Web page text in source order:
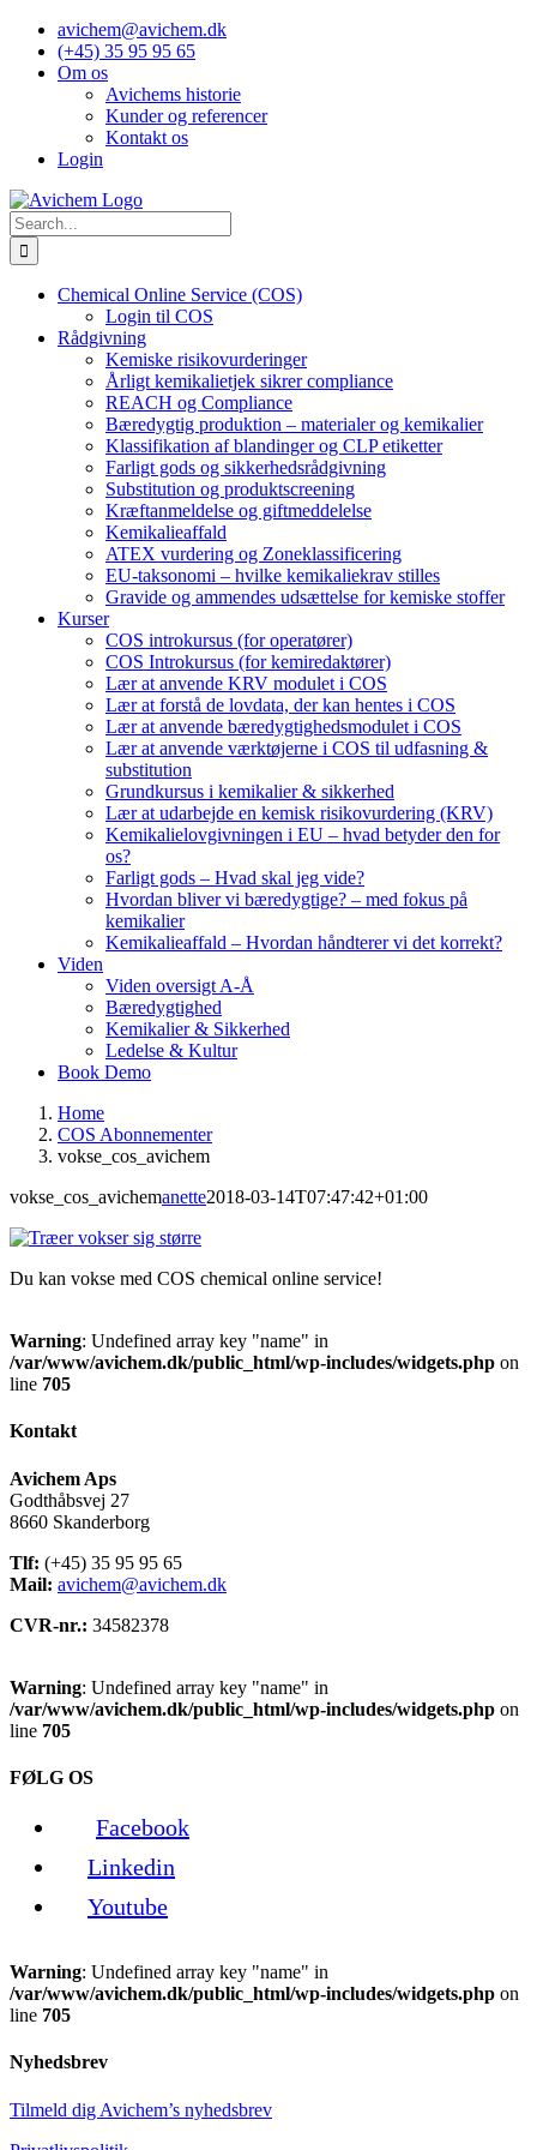
Skip
content
avichem@avichem.dk
(+45) 35 95 95 65
Om os
Avichems historie
Kunder og referencer
Kontakt os
Login
Search
for:
Chemical Online Service (COS)
Login til COS
Rådgivning
Kemiske risikovurderinger
Årligt kemikalietjek sikrer compliance
REACH og Compliance
Bæredygtig produktion – materialer og kemikalier
Klassifikation af blandinger og CLP etiketter
Farligt gods og sikkerhedsrådgivning
Substitution og produktscreening
Kræftanmeldelse og giftmeddelelse
Kemikalieaffald
ATEX vurdering og Zoneklassificering
EU-taksonomi – hvilke kemikaliekrav stilles
Gravide og ammendes udsættelse for kemiske stoffer
Kurser
COS introkursus (for operatører)
COS Introkursus (for kemiredaktører)
Lær at anvende KRV modulet i COS
Lær at forstå de lovdata, der kan hentes i COS
Lær at anvende bæredygtighedsmodulet i COS
Lær at anvende værktøjerne i COS til udfasning &
substitution
Grundkursus i kemikalier & sikkerhed
Lær at udarbejde en kemisk risikovurdering (KRV)
Kemikalielovgivningen i EU – hvad betyder den for
os?
Farligt gods – Hvad skal jeg vide?
Hvordan bliver vi bæredygtige? – med fokus på
kemikalier
Kemikalieaffald – Hvordan håndterer vi det korrekt?
Viden
Viden oversigt A-Å
Bæredygtighed
Kemikalier & Sikkerhed
Ledelse & Kultur
Book Demo
Home
COS Abonnementer
vokse_cos_avichem
vokse_cos_avichemanette2018-03-14T07:47:42+01:00
Du kan vokse med COS chemical online service!
Warning: Undefined array key "name" in
/var/www/avichem.dk/public_html/wp-includes/widgets.php on
line 705
Kontakt
Avichem Aps
Godthåbsvej 27
8660 Skanderborg
Tlf: (+45) 35 95 95 65
Mail: avichem@avichem.dk
CVR-nr.: 34582378
Warning: Undefined array key "name" in
/var/www/avichem.dk/public_html/wp-includes/widgets.php on
line 705
FØLG OS
Facebook
Linkedin
Youtube
Warning: Undefined array key "name" in
/var/www/avichem.dk/public_html/wp-includes/widgets.php on
line 705
Nyhedsbrev
Tilmeld dig Avichem’s nyhedsbrev